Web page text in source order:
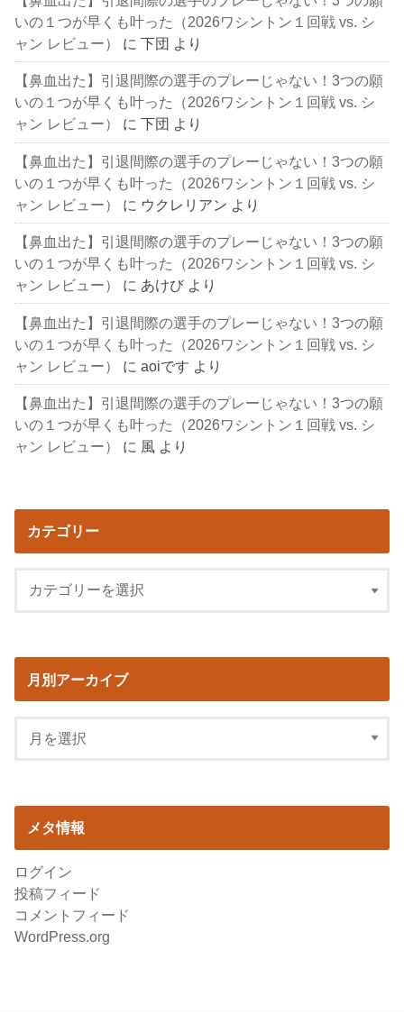
いの１つが早くも叶った（2026ワシントン１回戦 vs. シ
ャン レビュー）
に下団 より
【鼻血出た】引退間際の選手のプレーじゃない！3つの願
いの１つが早くも叶った（2026ワシントン１回戦 vs. シ
ャン レビュー）
に下団 より
【鼻血出た】引退間際の選手のプレーじゃない！3つの願
いの１つが早くも叶った（2026ワシントン１回戦 vs. シ
ャン レビュー）
に ウクレリアン より
【鼻血出た】引退間際の選手のプレーじゃない！3つの願
いの１つが早くも叶った（2026ワシントン１回戦 vs. シ
ャン レビュー）
に あけび より
【鼻血出た】引退間際の選手のプレーじゃない！3つの願
いの１つが早くも叶った（2026ワシントン１回戦 vs. シ
ャン レビュー）
にaoiです より
【鼻血出た】引退間際の選手のプレーじゃない！3つの願
いの１つが早くも叶った（2026ワシントン１回戦 vs. シ
ャン レビュー）
に 風 より
カテゴリー
月別アーカイブ
メタ情報
ログイン
投稿フィード
コメントフィード
WordPress.org